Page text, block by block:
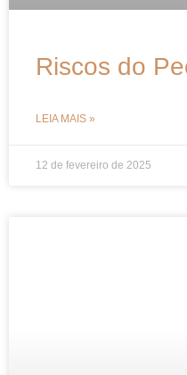
Riscos do
LEIA MAIS »
12 de fevereiro de 2025